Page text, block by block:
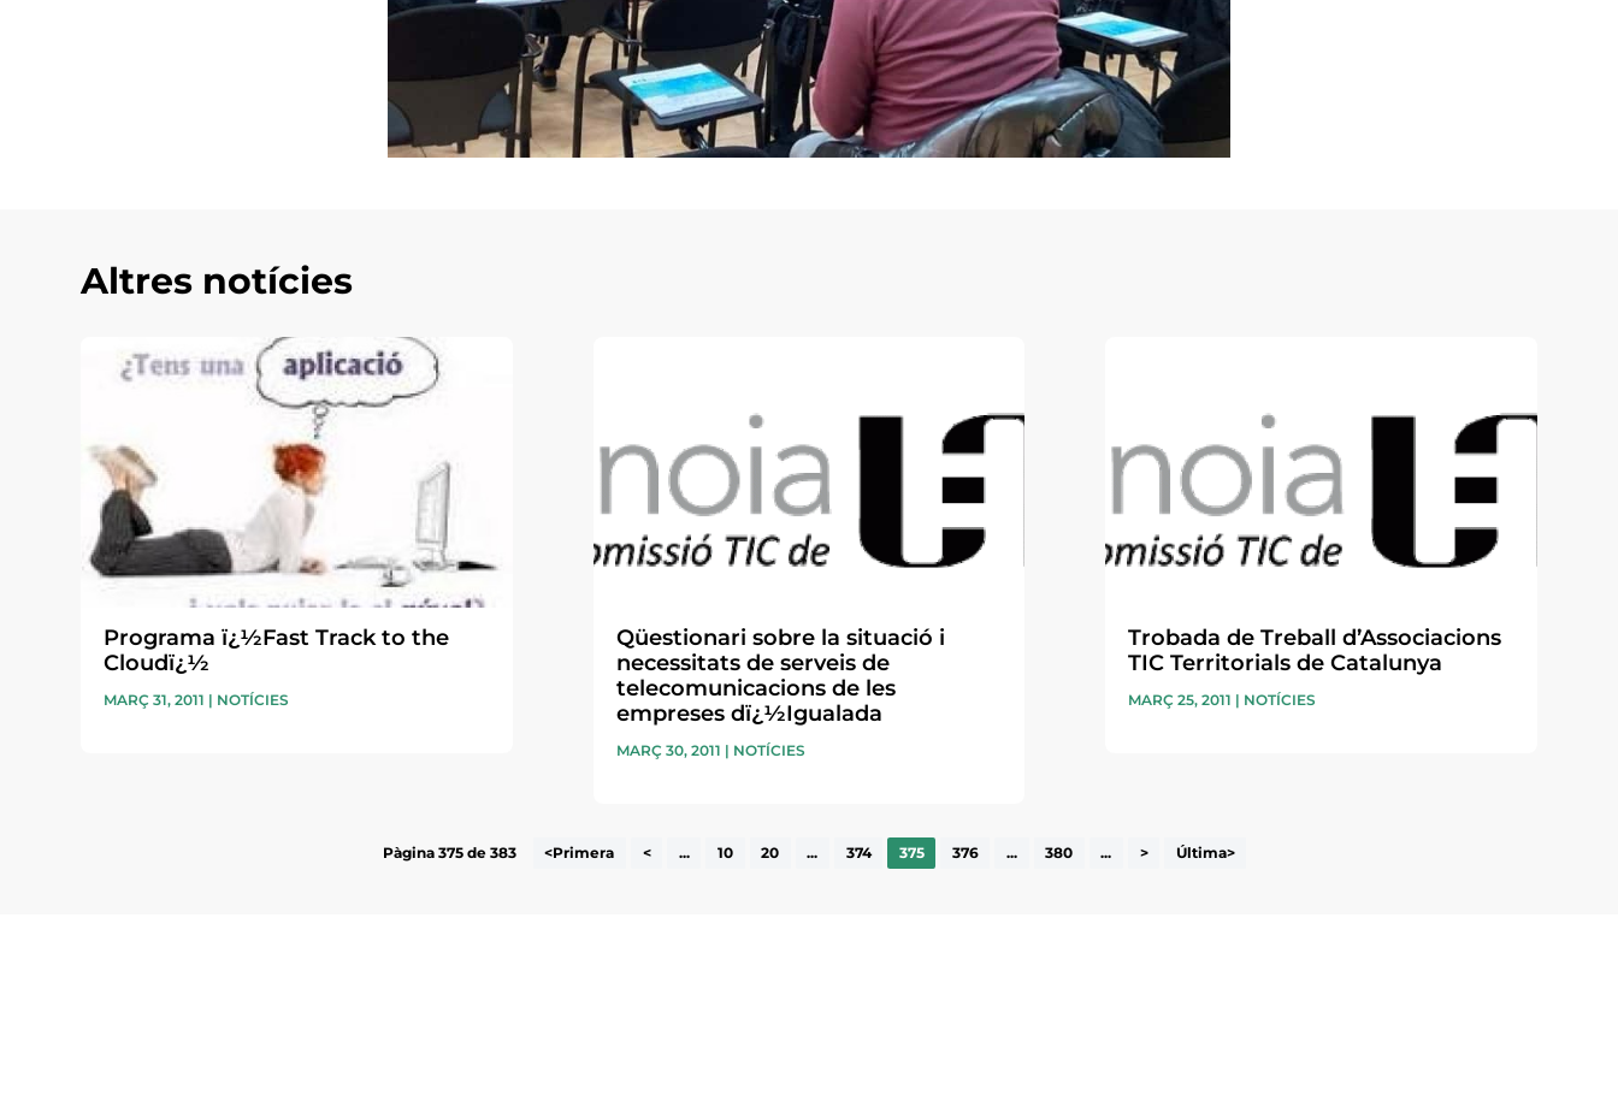
Altres notícies
Programa ï¿½Fast Track to the
Cloudï¿½
MARÇ 31, 2011 | NOTÍCIES
Qüestionari sobre la situació i
necessitats de serveis de
telecomunicacions de les
empreses dï¿½Igualada
MARÇ 30, 2011 | NOTÍCIES
Trobada de Treball d’Associacions
TIC Territorials de Catalunya
MARÇ 25, 2011 | NOTÍCIES
Pàgina 375 de 383 <Primera < ... 10 20 ... 374 375 376 ... 380 ... > Última>